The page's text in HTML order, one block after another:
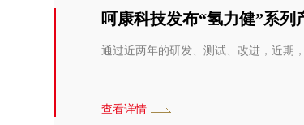
呵康科技发布“氢力健”系列
通过近两年的研发、测试、改进，近期
查看详情